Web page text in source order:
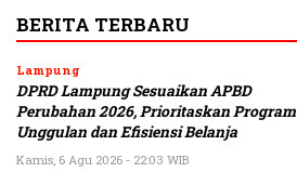
BERITA TERBARU
Lampung
DPRD Lampung Sesuaikan APBD
Perubahan 2026, Prioritaskan Program
Unggulan dan Efisiensi Belanja
Kamis, 6 Agu 2026 - 22:03 WIB